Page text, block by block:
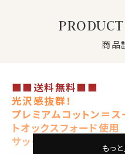
商品
■■送料無料■■
光沢感抜群！
プレミアムコットン＝
トオックスフォード使用
サックス
もっ